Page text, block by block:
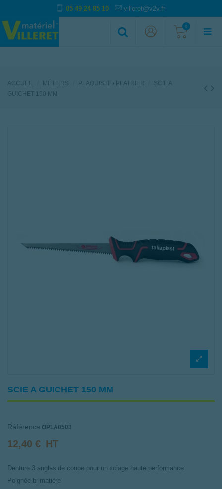
05 49 24 85 10 villeret@v2v.fr
0
ACCUEIL MÉTIERS PLAQUISTE / PLATRIER
SCIE A
GUICHET 150 MM
SCIE A GUICHET 150 MM
Référence OPLA0503
12,40 € HT
Denture 3 angles de coupe pour un sciage haute performance
Poignée bi-matière